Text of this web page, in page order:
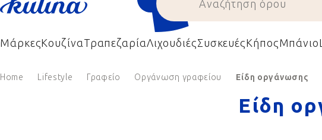
ΜάρκεςΚουζίναΤραπεζαρίαΛιχουδιέςΣυσκευέςΚήποςΜπάνιο
Home Lifestyle Γραφείο Οργάνωση γραφείου Είδη οργάνωσης
Είδη